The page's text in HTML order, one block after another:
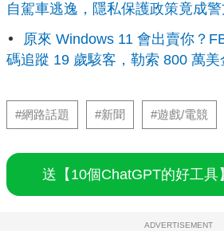
自駕車逃逸，隱私保護政策竟成
原來 Windows 11 會出賣你？
碼追蹤 19 歲駭客，勒索 800 萬
#網路話題 #新聞 #遊戲/電競
送【10個ChatGPT的好工具
ADVERTISEMENT